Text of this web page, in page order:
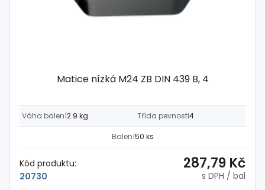
Matice nízká M24 ZB DIN 439 B, 4
Váha balení2.9 kg Třída pevnosti4
Balení50 ks
Kód produktu:
20730
287,79 Kč
s DPH / bal